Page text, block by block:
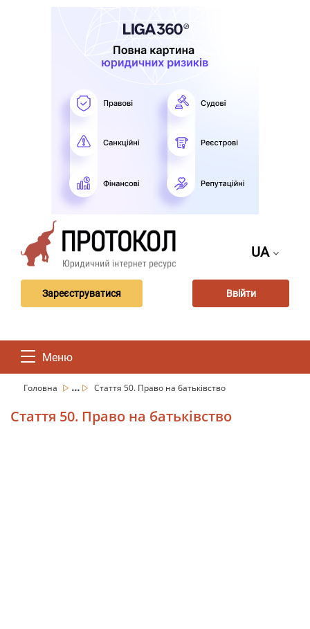
UA
Зареєструватися Ввійти
Меню
Головна ... Стаття 50. Право на батьківство
Стаття 50. Право на батьківство